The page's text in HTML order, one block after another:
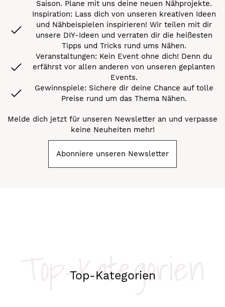
Saison. Plane mit uns deine neuen Nähprojekte.
Inspiration: Lass dich von unseren kreativen Ideen
und Nähbeispielen inspirieren! Wir teilen mit dir
unsere DIY-Ideen und verraten dir die heißesten
Tipps und Tricks rund ums Nähen.
Veranstaltungen: Kein Event ohne dich! Denn du
erfährst vor allen anderen von unseren geplanten
Events.
Gewinnspiele: Sichere dir deine Chance auf tolle
Preise rund um das Thema Nähen.
Melde dich jetzt für unseren Newsletter an und verpasse
keine Neuheiten mehr!
Abonniere unseren Newsletter
Top-Kategorien
Top-Kategorien